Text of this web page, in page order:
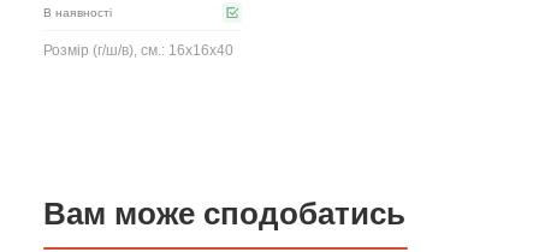
В наявності
Розмір (г/ш/в), см.: 16x16x40
Вам може сподобатись